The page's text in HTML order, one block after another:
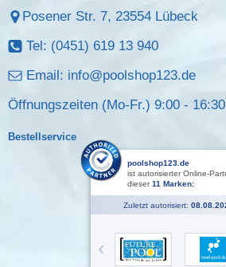
Posener Str. 7, 23554 Lübeck
Tel: (0451) 619 13 940
Email: info@poolshop123.de
Öffnungszeiten (Mo-Fr.) 9:00 - 16:30
Bestellservice